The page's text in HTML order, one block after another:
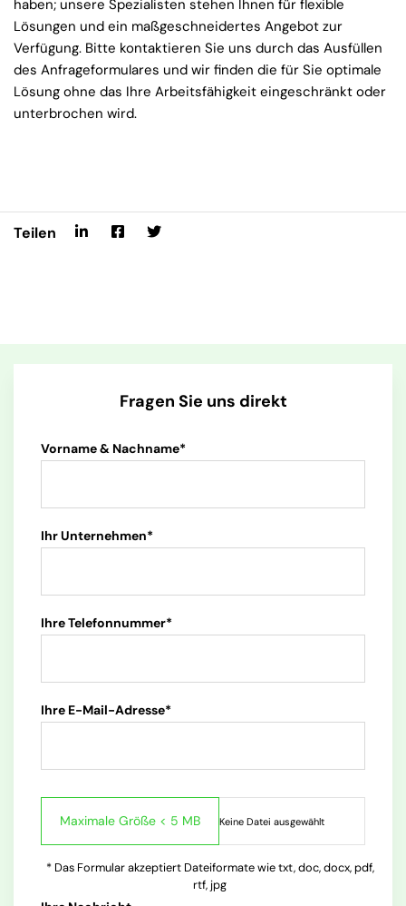
haben; unsere Spezialisten stehen Ihnen für flexible
Lösungen und ein maßgeschneidertes Angebot zur
Verfügung. Bitte kontaktieren Sie uns durch das Ausfüllen
des Anfrageformulares und wir finden die für Sie optimale
Lösung ohne das Ihre Arbeitsfähigkeit eingeschränkt oder
unterbrochen wird.
Teilen
Fragen Sie uns direkt
Vorname & Nachname*
Ihr Unternehmen*
Ihre Telefonnummer*
Ihre E-Mail-Adresse*
* Das Formular akzeptiert Dateiformate wie txt, doc, docx, pdf,
rtf, jpg